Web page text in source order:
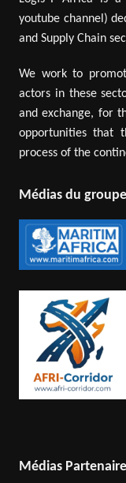
youtube channel)
and Supply Chain
We work to
actors in these
and exchange, for
opportunities that
process of the
Médias du groupe
Médias